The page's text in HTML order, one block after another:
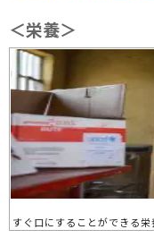
＜栄養＞
すぐ口にすることができる